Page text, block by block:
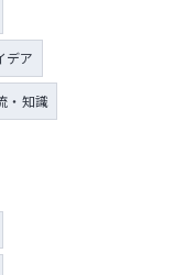
デア
・知識